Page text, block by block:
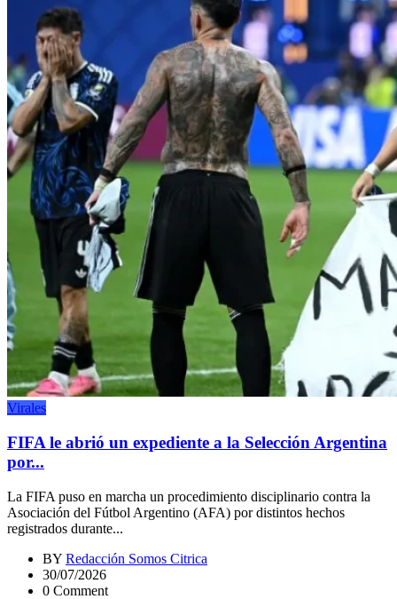
Virales
FIFA le abrió un expediente a la Selección Argentina
por...
La FIFA puso en marcha un procedimiento disciplinario contra la
Asociación del Fútbol Argentino (AFA) por distintos hechos
registrados durante...
BY Redacción Somos Citrica
30/07/2026
0 Comment